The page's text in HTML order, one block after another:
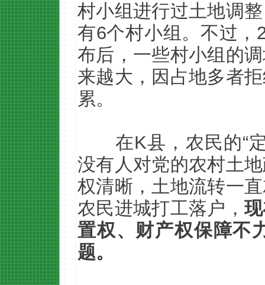
村小组进行过土地调
有6个村小组。不过，
布后，一些村小组的
来越大，因占地多者
累。
在K县，农民的“
没有人对党的农村土
权清晰，土地流转一
农民进城打工落户，
置权、财产权保障不
题。